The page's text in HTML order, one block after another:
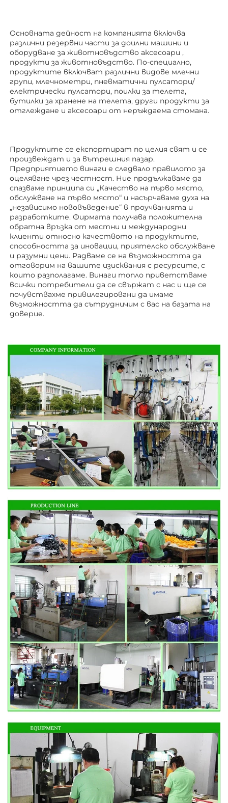
Основната дейност на компанията включва
различни резервни части за доилни машини и
оборудване за животновъдство аксесоари ,
продукти за животновъдство. По-специално,
продуктите включват различни видове млечни
групи, млечнометри, пневматични пулсатори/
електрически пулсатори, поилки за телета,
бутилки за хранене на телета, други продукти за
отглеждане и аксесоари от неръждаема стомана.
Продуктите се експортират по целия свят и се
произвеждат и за вътрешния пазар.
Предприятието винаги е следвало правилото за
оцеляване чрез честност. Ние продължаваме да
спазваме принципа си „Качество на първо място,
обслужване на първо място“ и насърчаваме духа на
„независимо нововъведение“ в проучванията и
разработките. Фирмата получава положителна
обратна връзка от местни и международни
клиенти относно качеството на продуктите,
способността за иновации, приятелско обслужване
и разумни цени. Радваме се на възможността да
отговорим на вашите изисквания с ресурсите, с
които разполагаме. Винаги топло приветстваме
всички потребители да се свържат с нас и ще се
почувствахме привилегировани да имаме
възможността да сътрудничим с вас на базата на
доверие.